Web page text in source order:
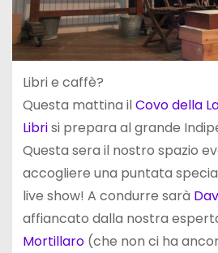
Libri e caffè?
Questa mattina ilCovo della
Librisi prepara al grande
Questa sera il nostro spazio
accogliere una puntata
live show! A condurre sarà
affiancato dalla nostra
Mortillaro(che non ci ha